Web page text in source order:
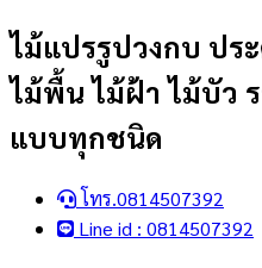
Skip
content
ไม้แปรรูปวงกบ ปร
ไม้พื้น ไม้ฝ้า ไม้บัว
แบบทุกชนิด
โทร.0814507392
Line id : 0814507392